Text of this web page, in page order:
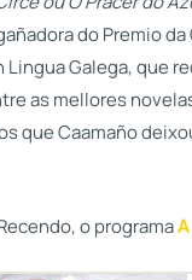
do Premio
Lingua Galega, que
as mellores
que Caamaño
o programa